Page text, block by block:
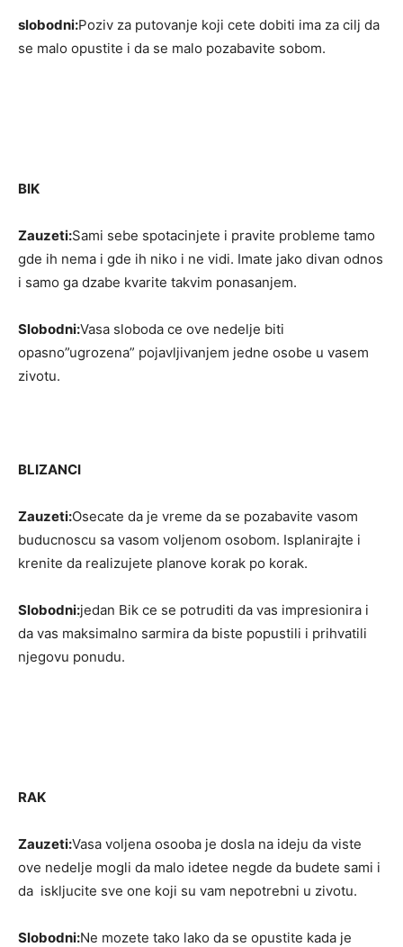
slobodni:Poziv za putovanje koji cete dobiti ima za cilj da
se malo opustite i da se malo pozabavite sobom.
BIK
Zauzeti:Sami sebe spotacinjete i pravite probleme tamo
gde ih nema i gde ih niko i ne vidi. Imate jako divan odnos
i samo ga dzabe kvarite takvim ponasanjem.
Slobodni:Vasa sloboda ce ove nedelje biti
opasno”ugrozena” pojavljivanjem jedne osobe u vasem
zivotu.
BLIZANCI
Zauzeti:Osecate da je vreme da se pozabavite vasom
buducnoscu sa vasom voljenom osobom. Isplanirajte i
krenite da realizujete planove korak po korak.
Slobodni:jedan Bik ce se potruditi da vas impresionira i
da vas maksimalno sarmira da biste popustili i prihvatili
njegovu ponudu.
RAK
Zauzeti:Vasa voljena osooba je dosla na ideju da viste
ove nedelje mogli da malo idetee negde da budete sami i
da iskljucite sve one koji su vam nepotrebni u zivotu.
Slobodni:Ne mozete tako lako da se opustite kada je